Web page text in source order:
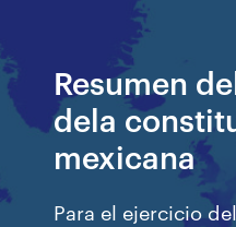
Resumen
dela
mexicana
Para el ejercicio